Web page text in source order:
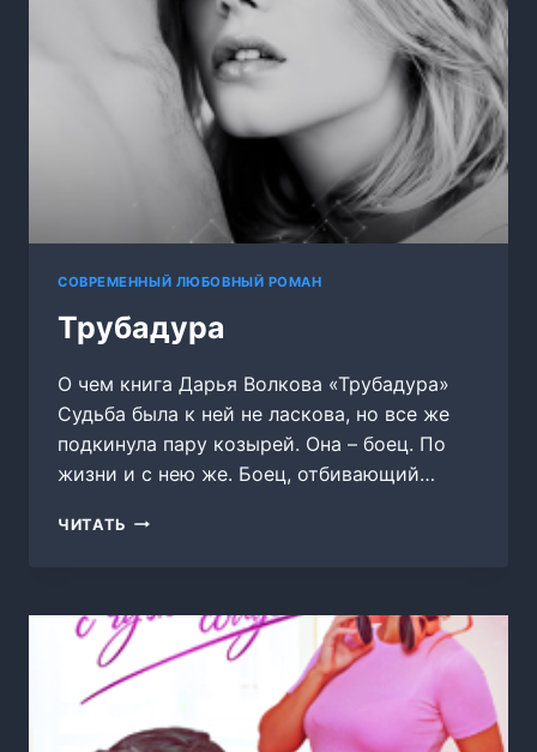
СОВРЕМЕННЫЙ ЛЮБОВНЫЙ РОМАН
Трубадура
О чем книга Дарья Волкова «Трубадура»
Судьба была к ней не ласкова, но все же
подкинула пару козырей. Она – боец. По
жизни и с нею же. Боец, отбивающий…
ЧИТАТЬ ТРУБАДУРА